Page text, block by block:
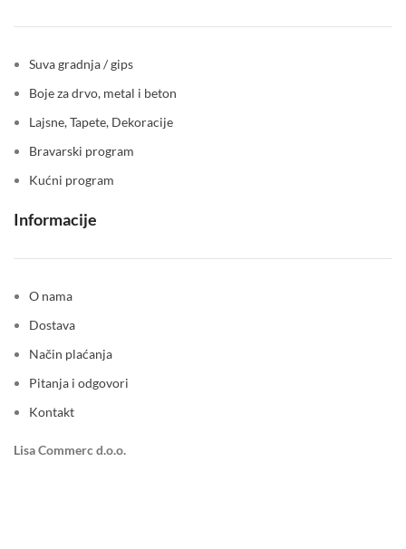
Suva gradnja / gips
Boje za drvo, metal i beton
Lajsne, Tapete, Dekoracije
Bravarski program
Kućni program
Informacije
O nama
Dostava
Način plaćanja
Pitanja i odgovori
Kontakt
Lisa Commerc d.o.o.